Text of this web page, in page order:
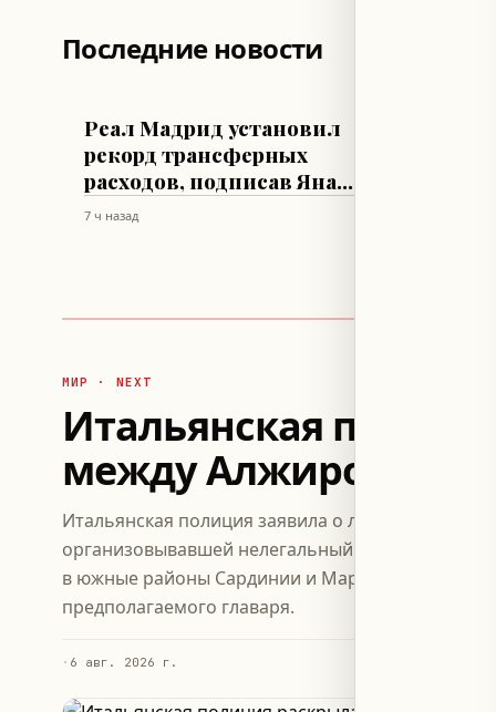
Последние новости
Реал Мадрид установил
рекорд трансферных
расходов, подписав Яна
Диомандэ
7 ч назад
МИР · NEXT
Итальянская
между Алжиром и
Итальянская полиция заявила о ликвидации
организовывавшей нелегальный ввоз мигрантов
в южные районы Сардинии и Марсель,
предполагаемого главаря.
· 6 авг. 2026 г.